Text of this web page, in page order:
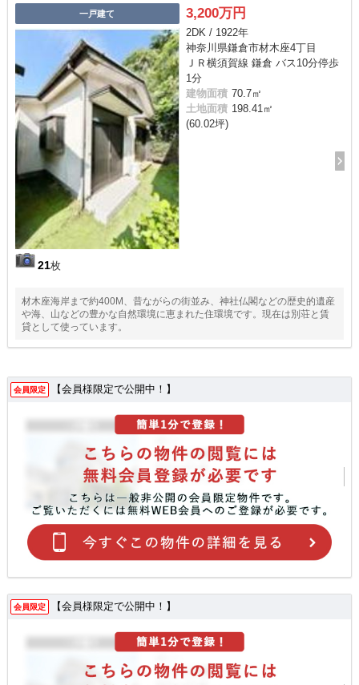
一戸建て
21枚
3,200万円
2DK / 1922年
神奈川県鎌倉市材木座4丁目
ＪＲ横須賀線 鎌倉 バス10分停歩
1分
建物面積 70.7㎡
土地面積 198.41㎡
(60.02坪)
材木座海岸まで約400M、昔ながらの街並み、神社仏閣などの歴史的遺産
や海、山などの豊かな自然環境に恵まれた住環境です。現在は別荘と賃
貸として使っています。
会員限定 【会員様限定で公開中！】
会員限定 【会員様限定で公開中！】